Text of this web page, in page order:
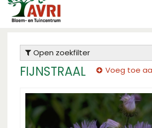
Open zoekfilter
FIJNSTRAAL Voeg toe